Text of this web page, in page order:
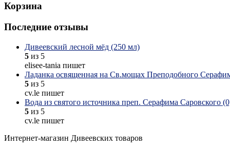
Корзина
Последние отзывы
Дивеевский лесной мёд (250 мл)
5 из 5
elisee-tania пишет
Ладанка освященная на Св.мощах Преподобного
5 из 5
cv.le пишет
Вода из святого источника преп. Серафима Саровского
5 из 5
cv.le пишет
Интернет-магазин Дивеевских товаров